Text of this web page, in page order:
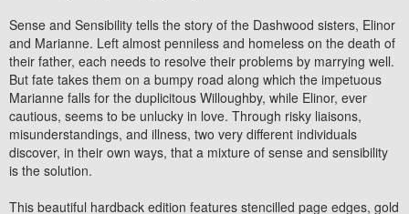
Sense and Sensibility tells the story of the Dashwood sisters, Elinor
and Marianne. Left almost penniless and homeless on the death of
their father, each needs to resolve their problems by marrying well.
But fate takes them on a bumpy road along which the impetuous
Marianne falls for the duplicitous Willoughby, while Elinor, ever
cautious, seems to be unlucky in love. Through risky liaisons,
misunderstandings, and illness, two very different individuals
discover, in their own ways, that a mixture of sense and sensibility
is the solution.
This beautiful hardback edition features stencilled page edges, gold